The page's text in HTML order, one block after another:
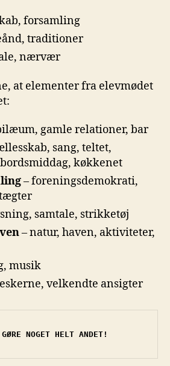
forsamling
traditioner
nærvær
at elementer fra elevmødet
gamle relationer, bar
sang, teltet,
køkkenet
– foreningsdemokrati,
samtale, strikketøj
– natur, haven, aktiviteter,
musik
velkendte ansigter
NOGET HELT ANDET!